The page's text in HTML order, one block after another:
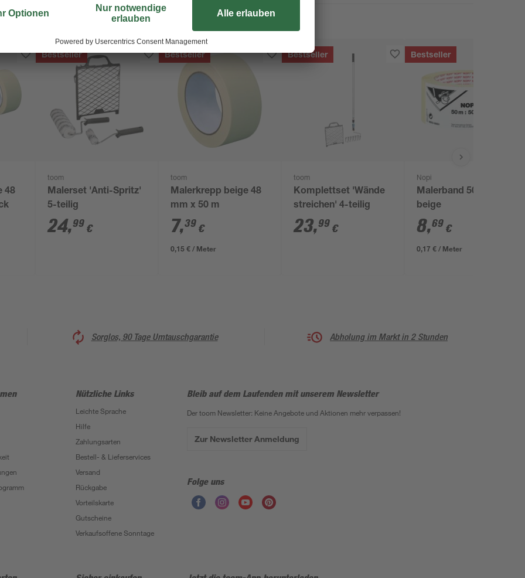
48
Bestseller
toom
Malerset 'Anti-Spritz'
5-teilig
24,99 €
Bestseller
toom
Malerkrepp beige 48
mm x 50 m
7,39 €
0,15 € / Meter
Bestseller
toom
Komplettset 'Wände
streichen' 4-teilig
23,99 €
Bestseller
Nopi
Malerband 50 m
beige
8,69 €
0,17 € / Meter
Sorglos, 90 Tage Umtauschgarantie Abholung im Markt in 2 Stunden
Nützliche Links
Leichte Sprache
Hilfe
Zahlungsarten
Bestell- & Lieferservices
Versand
Rückgabe
Vorteilskarte
Gutscheine
Verkaufsoffene Sonntage
Bleib auf dem Laufenden mit unserem Newsletter
Der toom Newsletter: Keine Angebote und Aktionen mehr verpassen!
Zur Newsletter Anmeldung
Folge uns